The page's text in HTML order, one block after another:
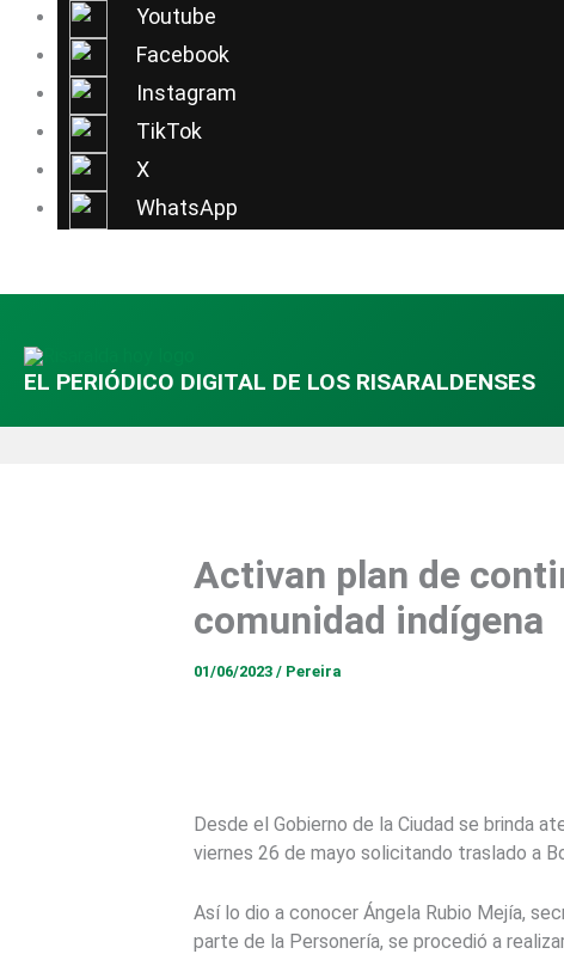
Youtube
Facebook
Instagram
TikTok
X
WhatsApp
contenido
EL PERIÓDICO DIGITAL DE LOS RISARALDENSES
Activan plan de
comunidad indígena
01/06/2023 / Pereira
Desde el Gobierno de la Ciudad se brinda
viernes 26 de mayo solicitando traslado a
Así lo dio a conocer Ángela Rubio Mejía,
parte de la Personería, se procedió a